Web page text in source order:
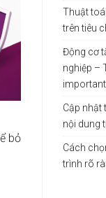
bỏ
Thuật
trên tiêu
Động cơ
nghiệp –
Cập nhật
nội dung
Cách
trình rõ